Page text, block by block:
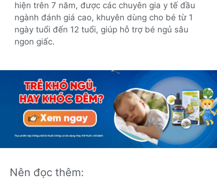
hiện trên 7 năm, được các chuyên gia y tế đầu
ngành đánh giá cao, khuyên dùng cho bé từ 1
ngày tuổi đến 12 tuổi, giúp hỗ trợ bé ngủ sâu
ngon giấc.
Nên đọc thêm: